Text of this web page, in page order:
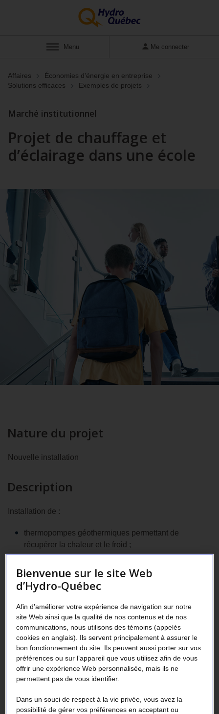
Afficher
Menu Me connecter
Affaires
Économies d'énergie en entreprise
Solutions efficaces
Exemples de projets
Marché institutionnel
Projet de chauffage et
d’éclairage dans une école
Nature du projet
Nouvelle installation
Description
Installation de :
thermopompes géothermiques permettant de
récupérer la chaleur et le froid ;
dans une école de 2 500 m2;
Secteur d’activité
Enseignement (ex. : école secondaire, collège privé)
Appui financier
Bienvenue sur le site Web
d’Hydro-Québec
Afin d’améliorer votre expérience de navigation sur notre
site Web ainsi que la qualité de nos contenus et de nos
communications, nous utilisons des témoins (appelés
cookies en anglais). Ils servent principalement à assurer le
bon fonctionnement du site. Ils peuvent aussi porter sur vos
préférences ou sur l’appareil que vous utilisez afin de vous
offrir une expérience Web personnalisée, mais ils ne
permettent pas de vous identifier.
Dans un souci de respect à la vie privée, vous avez la
possibilité de gérer vos préférences en acceptant ou